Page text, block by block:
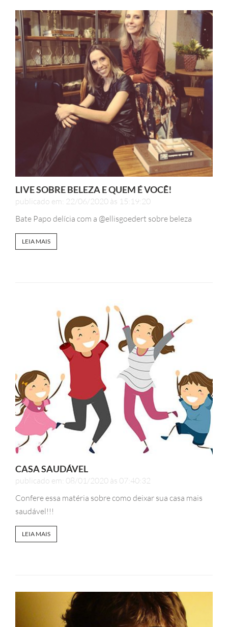
LIVE SOBRE BELEZA E QUEM É VOCÊ!
publicado em: 22/06/2020 às 15:19:20
Bate Papo delícia com a @ellisgoedert sobre beleza
LEIA MAIS
CASA SAUDÁVEL
publicado em: 08/01/2020 às 07:40:32
Confere essa matéria sobre como deixar sua casa mais
saudável!!!
LEIA MAIS